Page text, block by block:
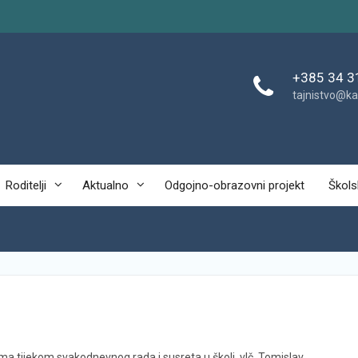
+385 34
Roditelji Aktualno Odgojno-obrazovni projekt